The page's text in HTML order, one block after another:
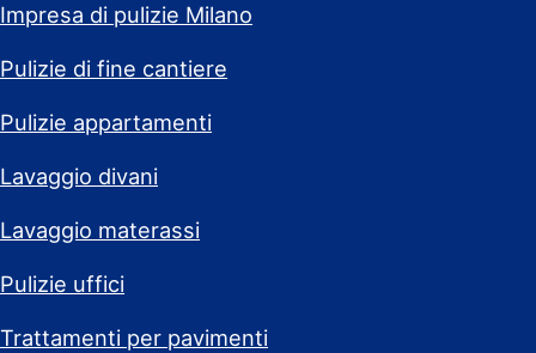
Impresa di pulizie Milano
Pulizie di fine cantiere
Pulizie appartamenti
Lavaggio divani
Lavaggio materassi
Pulizie uffici
Trattamenti per pavimenti